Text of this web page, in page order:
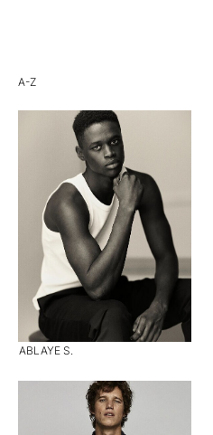
A-Z
ABLAYE S.